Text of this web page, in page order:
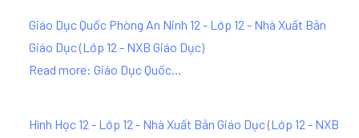
Giáo Dục Quốc Phòng An Ninh 12 - Lớp 12 - Nhà Xuất Bản
Giáo Dục(Lớp 12 - NXB Giáo Dục)
Read more: Giáo Dục Quốc...
Hình Học 12 - Lớp 12 - Nhà Xuất Bản Giáo Dục(Lớp 12 - NXB